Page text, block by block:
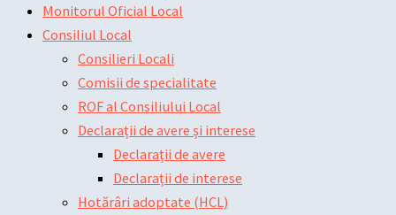
Monitorul Oficial Local
Consiliul Local
Consilieri Locali
Comisii de specialitate
ROF al Consiliului Local
Declarații de avere și interese
Declarații de avere
Declarații de interese
Hotărâri adoptate (HCL)